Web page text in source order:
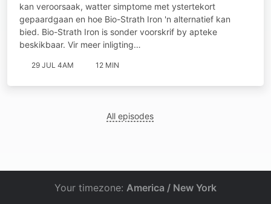
kan veroorsaak, watter simptome met ystertekort
gepaardgaan en hoe Bio-Strath Iron 'n alternatief kan
bied. Bio-Strath Iron is sonder voorskrif by apteke
beskikbaar. Vir meer inligting…
29 JUL 4AM 12 MIN
All episodes
Your timezone: America / New York